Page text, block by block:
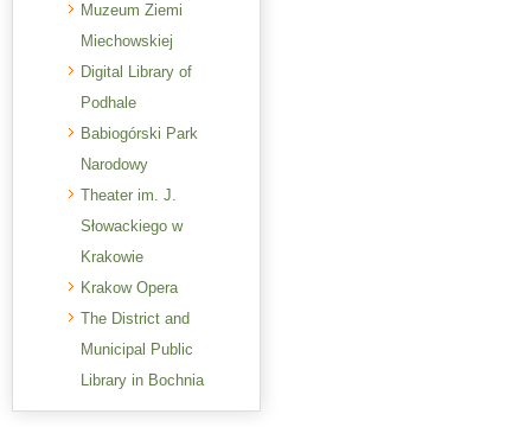
Muzeum Ziemi
Miechowskiej
Digital Library of
Podhale
Babiogórski Park
Narodowy
Theater im. J.
Słowackiego w
Krakowie
Krakow Opera
The District and
Municipal Public
Library in Bochnia